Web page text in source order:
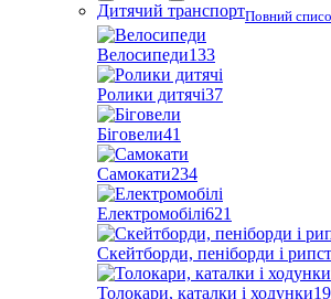
Дитячий транспортПовний
Велосипеди133
Ролики дитячі37
Біговели41
Самокати234
Електромобілі621
Скейтборди, пеніборди і
Толокари, каталки і ходунки